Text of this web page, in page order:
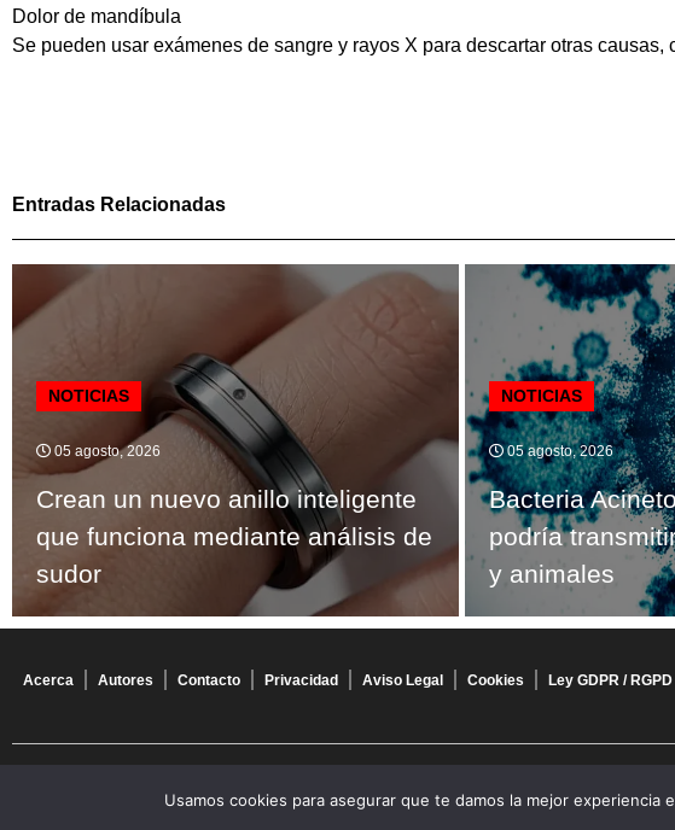
Dolor de mandíbula
Se pueden usar exámenes de sangre y rayos X para descartar otras
Entradas Relacionadas
NOTICIAS
05 agosto, 2026
Crean un nuevo anillo inteligente
que funciona mediante análisis de
sudor
NOTICIAS
05 agosto, 2026
Bacteria
podría
y animales
Acerca Autores Contacto Privacidad Aviso Legal Cookies Ley GDPR / RGPD
© 2026 Todos los derechos reservadosUsamos cookies para asegurar que te damos la mejor